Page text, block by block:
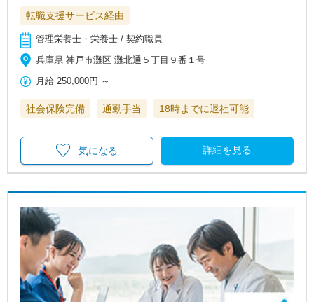
転職支援サービス経由
管理栄養士・栄養士 / 契約職員
兵庫県 神戸市灘区 灘北通５丁目９番１号
月給 250,000円 ～
社会保険完備 通勤手当 18時までに退社可能
詳細を見る
気になる